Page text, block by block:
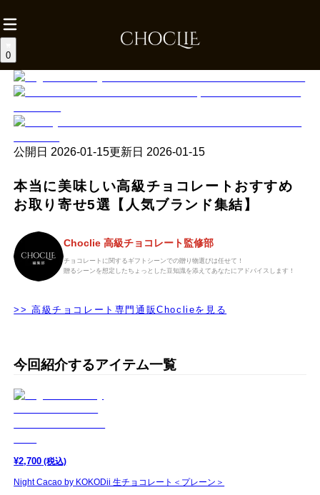
0
公開日 2026-01-15更新日 2026-01-15
本当に美味しい高級チョコレートおすすめ
お取り寄せ5選【人気ブランド集結】
Choclie 高級チョコレート監修部
チョコレートに関するギフトシーンでの贈り物選びは任せて！
贈るシーンを想定したちょっとした豆知識を添えてあなたにアドバイスします！
>> 高級チョコレート専門通販Choclieを見る
今回紹介するアイテム一覧
¥2,700 (税込)
Night Cacao by KOKODii 生チョコレート＜プレーン＞